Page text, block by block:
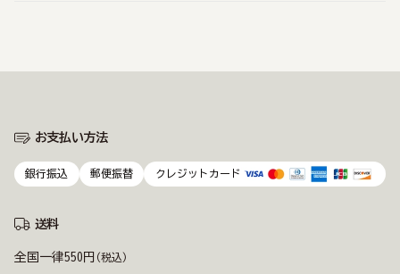
お支払い方法
銀行振込 郵便振替 クレジットカード
送料
全国一律550円 (税込)